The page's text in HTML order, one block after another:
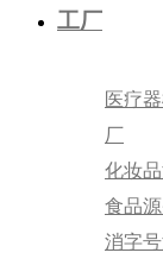
工厂
医疗
厂
化妆
食品
消字